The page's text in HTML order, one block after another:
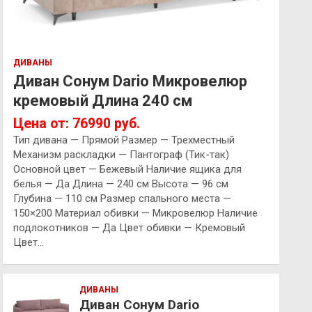
ДИВАНЫ
Диван Сонум Dario Микровелюр
кремовый Длина 240 см
Цена от: 76990 руб.
Тип дивана — Прямой Размер — Трехместный
Механизм раскладки — Пантограф (Тик-так)
Основной цвет — Бежевый Наличие ящика для
белья — Да Длина — 240 см Высота — 96 см
Глубина — 110 см Размер спального места —
150×200 Материал обивки — Микровелюр Наличие
подлокотников — Да Цвет обивки — Кремовый
Цвет…
ДИВАНЫ
Диван Сонум Dario